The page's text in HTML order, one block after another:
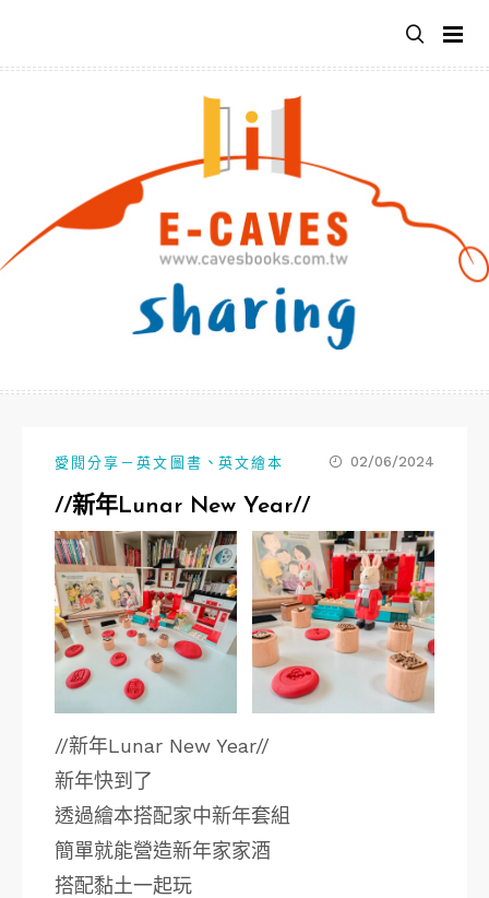
主
愛閱分享－英文圖書 、 英文繪本 02/06/2024
//新年Lunar New Year//
//新年Lunar New Year//
新年快到了
透過繪本搭配家中新年套組
簡單就能營造新年家家酒
搭配黏土一起玩